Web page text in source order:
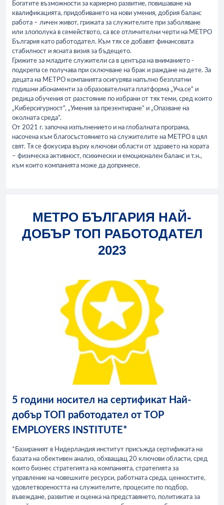
Богатите възможности за кариерно развитие, повишаване на
квалификацията, придобиването на нови умения, добрия баланс
работа – личен живот, грижата за служителите при заболяване
или злополука в семейството, са все отличителни черти на МЕТРО
България като работодател. Към тях се добавят финансовата
стабилност и ясната визия за бъдещето.
Грижите за младите служители са в центъра на вниманието -
подкрепа се получава при сключване на брак и раждане на дете. За
децата на МЕТРО компанията осигурява напълно безплатни
годишни абонаменти за образователната платформа „Уча.се“ и
редица обучения от разстояние по избрани от тях теми, сред които
„Киберсигурност“, „Умения за презентиране“ и „Опазване на
околната среда“.
От 2021 г. започна изпълнението и на глобалната програма,
насочена към благосъстоянието на служителите на МЕТРО в цял
свят. Тя се фокусира върху ключови области от здравето на хората
– физическа активност, психически и емоционален баланс и т.н.,
към които компанията може да допринесе.
МЕТРО БЪЛГАРИЯ НАЙ-
ДОБЪР ТОП РАБОТОДАТЕЛ
2023
5 години носител на сертификат Най-
добър ТОП работодател от TOP
EMPLOYERS INSTITUTE*
*Базираният в Нидерландия институт присъжда сертификата на
базата на обективен анализ, обхващащ 20 ключови области, сред
които бизнес стратегията на компанията, стратегията за
управление на човешките ресурси, работната среда, ценностите,
удовлетвореността на служителите, процесите по подбор,
въвеждане, развитие и оценка на представянето, политиката за